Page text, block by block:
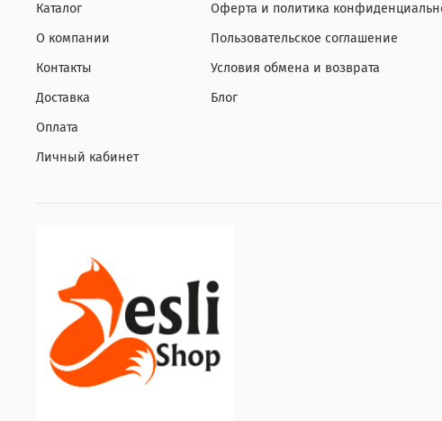
Каталог
О компании
Контакты
Доставка
Оплата
Личный кабинет
Оферта и политика
Пользовательское соглашение
Условия обмена и возврата
Блог